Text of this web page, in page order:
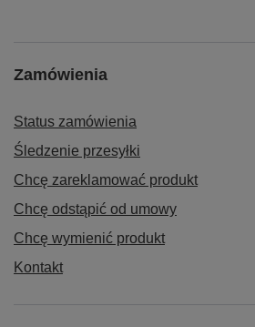
Zamówienia
Status zamówienia
Śledzenie przesyłki
Chcę zareklamować produkt
Chcę odstąpić od umowy
Chcę wymienić produkt
Kontakt